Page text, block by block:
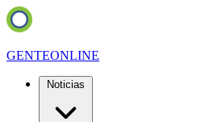
GENTEONLINE
Noticias